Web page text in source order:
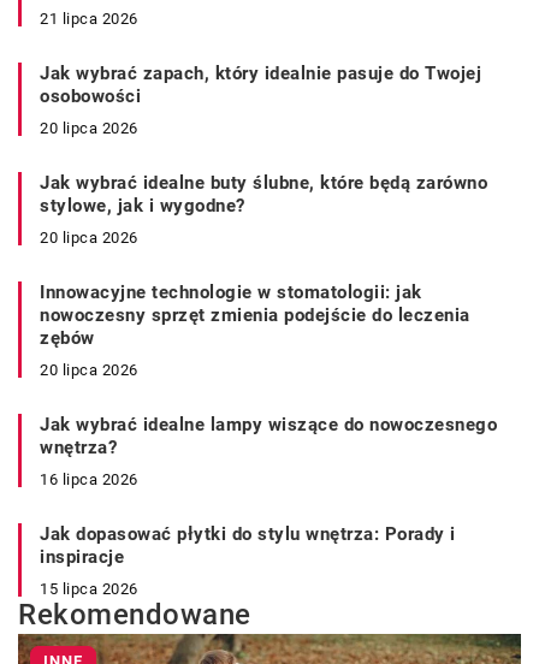
21 lipca 2026
Jak wybrać zapach, który idealnie pasuje do Twojej
osobowości
20 lipca 2026
Jak wybrać idealne buty ślubne, które będą zarówno
stylowe, jak i wygodne?
20 lipca 2026
Innowacyjne technologie w stomatologii: jak
nowoczesny sprzęt zmienia podejście do leczenia
zębów
20 lipca 2026
Jak wybrać idealne lampy wiszące do nowoczesnego
wnętrza?
16 lipca 2026
Jak dopasować płytki do stylu wnętrza: Porady i
inspiracje
15 lipca 2026
Rekomendowane